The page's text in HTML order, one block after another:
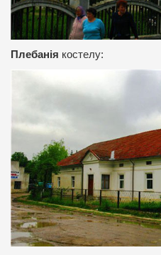
Плебанія костелу: